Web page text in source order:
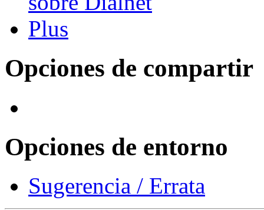
Opciones de compartir
Opciones de entorno
Sugerencia / Errata